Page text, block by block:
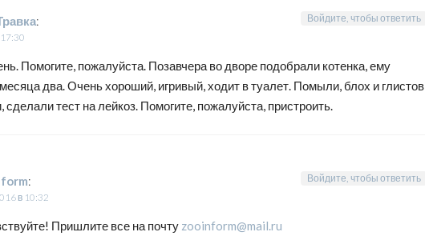
:
Помогите, пожалуйста. Позавчера во дворе подобрали котенка, ему
два. Очень хороший, игривый, ходит в туалет. Помыли, блох и глистов
сделали тест на лейкоз. Помогите, пожалуйста, пристроить.
Войдите, чтобы ответить
:
в 10:32
Пришлите все на почту zooinform@mail.ru
Войдите, чтобы ответить